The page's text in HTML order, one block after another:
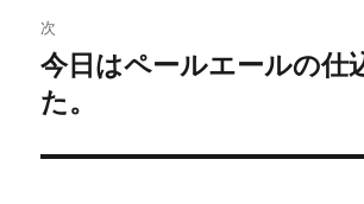
ゲ
ー
シ
稿:
次
次
の
稿:
今日はペールエールの仕
た。